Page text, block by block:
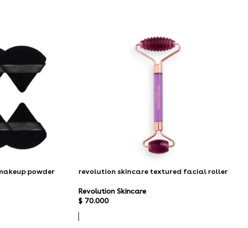
powder
revolution skincare textured facial roller
Revolution Skincare
$ 70.000